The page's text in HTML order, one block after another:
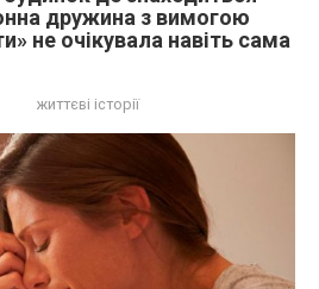
дружина з вимогою
не очікувала навіть сама
життєві історії